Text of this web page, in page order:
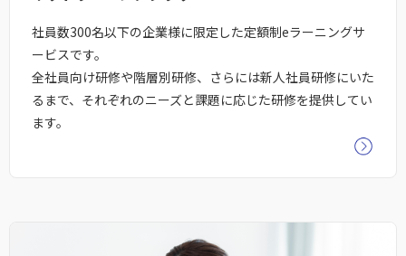
社員数300名以下の企業様に限定した定額制eラーニングサ
ービスです。
全社員向け研修や階層別研修、さらには新人社員研修にいた
るまで、それぞれのニーズと課題に応じた研修を提供してい
ます。